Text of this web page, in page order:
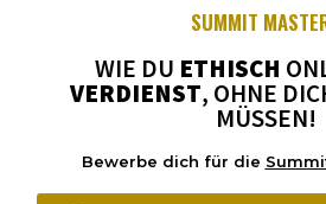
SUMMIT
WIE DU ETHISCH
VERDIENST, OHNE
MÜSSEN!
Bewerbe dich für die